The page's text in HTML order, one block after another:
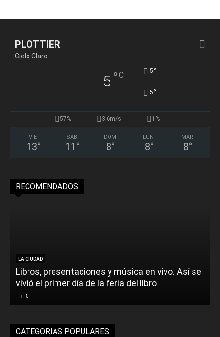
PLOTTIER
Cielo Claro
5 °C 5°
5°
57% 3.6m/s 1%
VIE
13°
SÁB
11 °
DOM
8°
LUN
8°
MAR
8°
RECOMENDADOS
LA CIUDAD
Libros, presentaciones y música en vivo. Así se
vivió el primer día de la feria del libro
0
CATEGORIAS POPULARES